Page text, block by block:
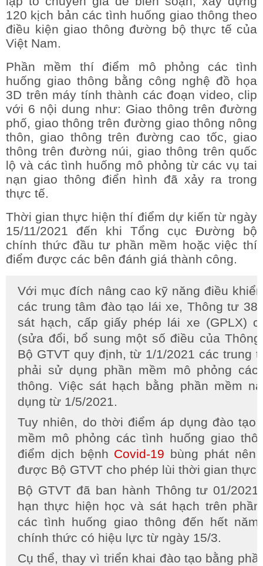
120 kịch bản các tình huống giao thông theo
điều kiện giao thông đường bộ thực tế của
Việt Nam.
Phần mềm thí điểm mô phỏng các tình
huống giao thông bằng công nghệ đồ họa
3D trên máy tính thành các đoạn video, clip
với 6 nội dung như: Giao thông trên đường
phố, giao thông trên đường giao thông nông
thôn, giao thông trên đường cao tốc, giao
thông trên đường núi, giao thông trên quốc
lộ và các tình huống mô phỏng từ các vụ tai
nạn giao thông điển hình đã xảy ra trong
thực tế.
Thời gian thực hiện thí điểm dự kiến từ ngày
15/11/2021 đến khi Tổng cục Đường bộ
chính thức đầu tư phần mềm hoặc việc thí
điểm được các bên đánh giá thành công.
Với mục đích nâng cao kỹ năng điều
các trung tâm đào tạo lái xe, Thông tư
sát hạch, cấp giấy phép lái xe (GPLX)
(sửa đổi, bổ sung một số điều của
Bộ GTVT quy định, từ 1/1/2021 các trung
phải sử dụng phần mềm mô phỏng
thông. Việc sát hạch bằng phần mềm
dụng từ 1/5/2021.
Tuy nhiên, do thời điểm áp dụng đào tạo
mềm mô phỏng các tình huống giao
điểm dịch bệnh Covid-19 bùng phát nên
được Bộ GTVT cho phép lùi thời gian thực
Bộ GTVT đã ban hành Thông tư 01/
hạn thực hiện học và sát hạch trên
các tình huống giao thông đến hết
chính thức có hiệu lực từ ngày 15/3.
Cụ thể, thay vì triển khai đào tạo bằng